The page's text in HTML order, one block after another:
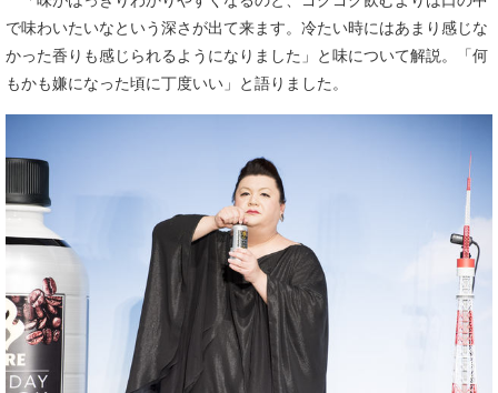
で味わいたいなという深さが出て来ます。冷たい時にはあまり感じな
かった香りも感じられるようになりました」と味について解説。「何
もかも嫌になった頃に丁度いい」と語りました。